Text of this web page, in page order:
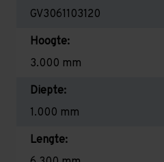
GV3061103120
Hoogte:
3.000 mm
Diepte:
1.000 mm
Lengte: